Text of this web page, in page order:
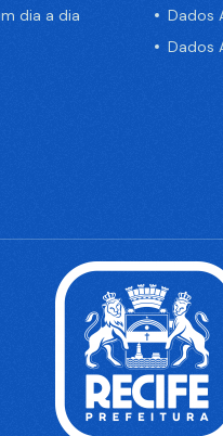
dia a dia
Dados
Dados